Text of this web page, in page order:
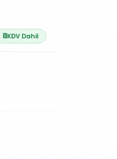
KDV Dahil